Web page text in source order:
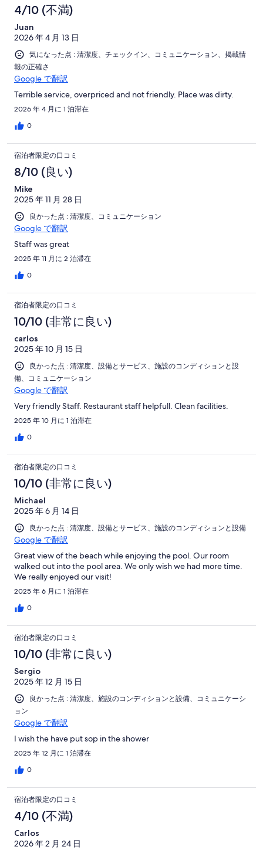
4/10 (不満)
Juan
2026 年 4 月 13 日
気になった点 : 清潔度、チェックイン、コミュニケーション、掲載情
報の正確さ
Google で翻訳
Terrible service, overpriced and not friendly. Place was dirty.
2026 年 4 月に 1 泊滞在
0
宿泊者限定の口コミ
8/10 (良い)
Mike
2025 年 11 月 28 日
良かった点 : 清潔度、コミュニケーション
Google で翻訳
Staff was great
2025 年 11 月に 2 泊滞在
0
宿泊者限定の口コミ
10/10 (非常に良い)
carlos
2025 年 10 月 15 日
良かった点 : 清潔度、設備とサービス、施設のコンディションと設
備、コミュニケーション
Google で翻訳
Very friendly Staff. Restaurant staff helpfull. Clean facilities.
2025 年 10 月に 1 泊滞在
0
宿泊者限定の口コミ
10/10 (非常に良い)
Michael
2025 年 6 月 14 日
良かった点 : 清潔度、設備とサービス、施設のコンディションと設備
Google で翻訳
Great view of the beach while enjoying the pool. Our room
walked out into the pool area. We only wish we had more time.
We really enjoyed our visit!
2025 年 6 月に 1 泊滞在
0
宿泊者限定の口コミ
10/10 (非常に良い)
Sergio
2025 年 12 月 15 日
良かった点 : 清潔度、施設のコンディションと設備、コミュニケーシ
ョン
Google で翻訳
I wish the have put sop in the shower
2025 年 12 月に 1 泊滞在
0
宿泊者限定の口コミ
4/10 (不満)
Carlos
2026 年 2 月 24 日